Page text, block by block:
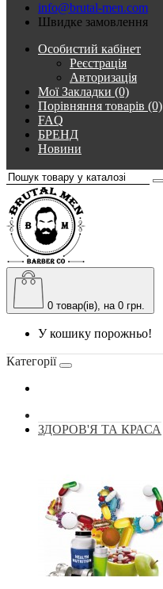
info@brutal-men.com
Швидке замовлення
Особистий кабінет
Реєстрація
Авторизація
Мої Закладки (0)
Порівняння товарів (0)
FAQ
БРЕНД
Новини
0 товар(ів), на 0 грн.
У кошику порожньо!
Категорії
ЗДОРОВ'Я ТА КРАСА